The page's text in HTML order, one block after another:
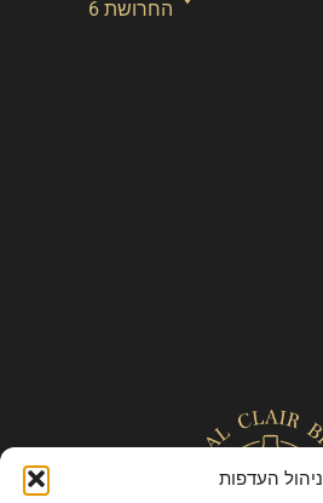
ניהול העדפות
החרושת 6